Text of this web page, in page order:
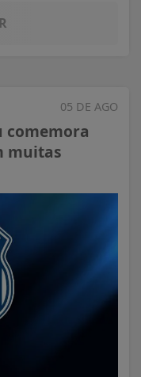
05 DE AGO
comemora
muitas